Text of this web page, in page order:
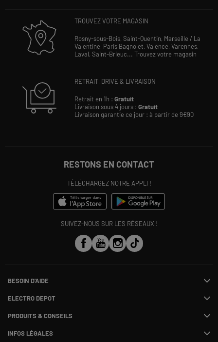
TROUVEZ VOTRE MAGASIN
Rosny-sous-Bois, Saint-Quentin, Marseille / La
Valentine, Paris Bagnolet, Valence, Varennes,
Laval, Saint-Brieuc... Trouvez votre magasin
RETRAIT, DRIVE & LIVRAISON
Retrait en 1h : Gratuit
Livraison sous 4 jours : Gratuit
Livraison garantie ce jour : à partir de 9€90
RESTONS EN CONTACT
TÉLÉCHARGEZ NOTRE APPLI !
SUIVEZ-NOUS SUR LES RÉSEAUX !
BESOIN D'AIDE
Suivre ma commande
SAV
Payer en plusieurs fois
Information phishing
ELECTRO DEPOT
Rejoignez-nous !
PRODUITS & CONSEILS
Nos marques
Les avis du site
INFOS LÉGALES